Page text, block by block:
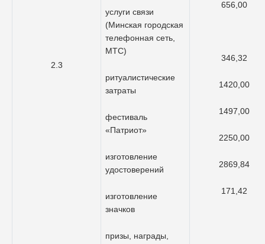
2.3
услуги связи
(Минская городская
телефонная сеть,
МТС)
ритуалистические
затраты
фестиваль
«Патриот»
изготовление
удостоверений
изготовление
значков
призы, награды,
656,00
346,32
1420,00
1497,00
2250,00
2869,84
171,42